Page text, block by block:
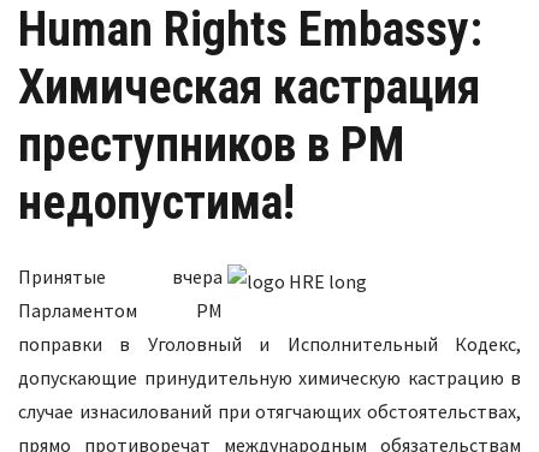
Human Rights Embassy:
Химическая кастрация
преступников в РМ
недопустима!
Принятые вчера
Парламентом РМ
поправки в Уголовный и Исполнительный Кодекс,
допускающие принудительную химическую кастрацию в
случае изнасилований при отягчающих обстоятельствах,
прямо противоречат международным обязательствам